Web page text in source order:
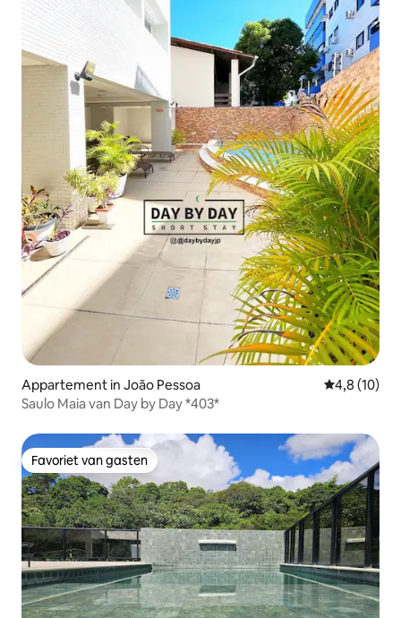
Appartement in João Pessoa
4,8 (10)
Saulo Maia van Day by Day *403*
Favoriet van gasten
Favoriet van gasten